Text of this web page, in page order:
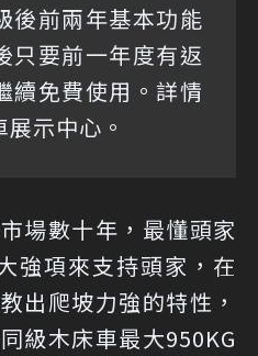
後前兩年基本功能
只要前一年度有返
續免費使用。詳情
示中心。
場數十年，最懂頭家
強項來支持頭家，在
出爬坡力強的特性，
級木床車最大950KG